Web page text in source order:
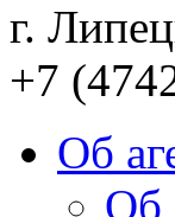
г.
+7
Об
Об